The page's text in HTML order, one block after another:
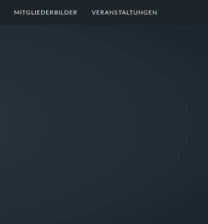
MITGLIEDERBILDER VERANSTALTUNGEN